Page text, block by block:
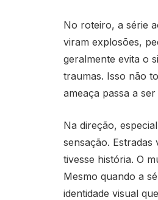
No roteiro, a série
viram explosões,
geralmente evita o
traumas. Isso não
ameaça passa a
Na direção,
sensação.
tivesse história. O
Mesmo quando a
identidade visual